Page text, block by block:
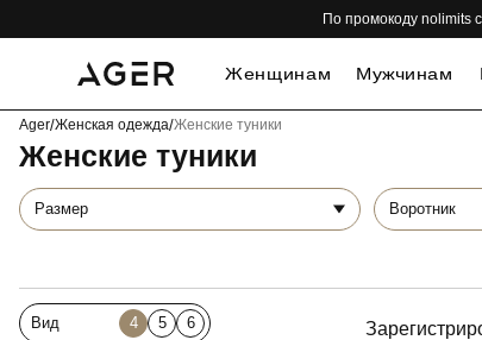
По промокоду nolimits
Женщинам Мужчинам
Ager/Женская одежда/Женские туники
Женские туники
Размер Воротник
Вид 4 5 6